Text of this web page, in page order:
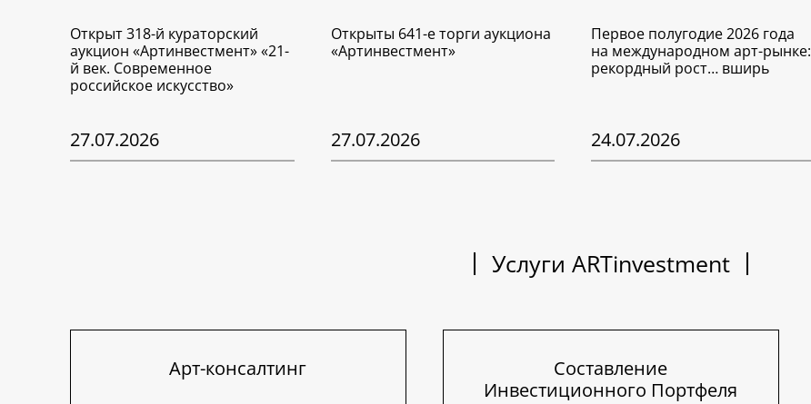
Открыт 318-й кураторский
аукцион «Артинвестмент» «21-
й век. Современное
российское искусство»
27.07.2026
Открыты 641-е торги аукциона
«Артинвестмент»
27.07.2026
Первое полугодие 2026 года
на международном арт-рынке:
рекордный рост… вширь
24.07.2026
Услуги ARTinvestment
Арт-консалтинг
Составление
Инвестиционного Портфеля